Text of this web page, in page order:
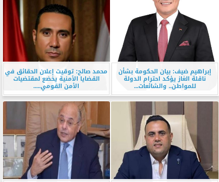
إبراهيم ضيف: بيان الحكومة بشأن
ناقلة الغاز يؤكد احترام الدولة
للمواطن.. والشائعات...
محمد صالح: توقيت إعلان الحقائق في
القضايا الأمنية يخضع لمقتضيات
الأمن القومي.....